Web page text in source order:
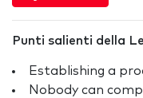
Punti salienti della
Establishing a
Nobody can